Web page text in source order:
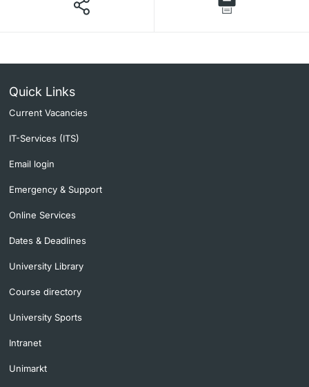
Quick Links
Current Vacancies
IT-Services (ITS)
Email login
Emergency & Support
Online Services
Dates & Deadlines
University Library
Course directory
University Sports
Intranet
Unimarkt